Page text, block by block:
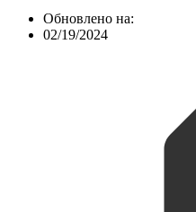
Обновлено на:
02/19/2024